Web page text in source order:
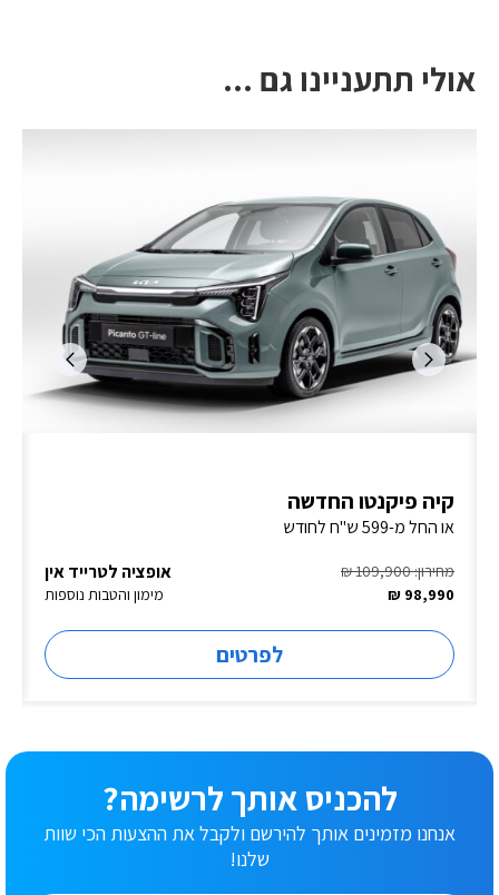
אולי תתעניינו גם ...
קיה פיקנטו החדשה
או החל מ-599 ש"ח לחודש
אופציה לטרייד אין
מחירון: 109,900 ₪
מימון והטבות נוספות
98,990 ₪
לפרטים
להכניס אותך לרשימה?
אנחנו מזמינים אותך להירשם ולקבל את ההצעות הכי שוות
שלנו!